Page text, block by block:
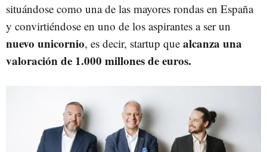
situándose como una de las mayores rondas en España
y convirtiéndose en uno de los aspirantes a ser un
nuevo unicornio, es decir, startup que alcanza una
valoración de 1.000 millones de euros.